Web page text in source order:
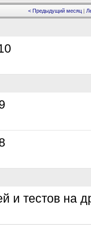
< Предыдущий месяц |
и тестов на